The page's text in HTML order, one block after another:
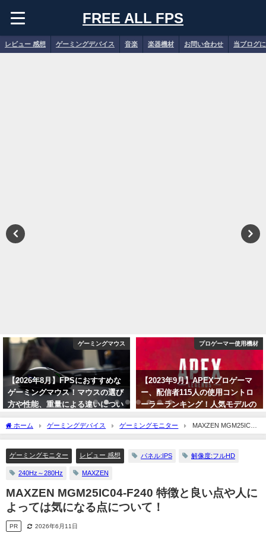
FREE ALL FPS
レビュー 感想 ゲーミングデバイス 音楽 楽器機材 お問い合わせ 当ブログ
ゲーミングマウス
【2026年8月】FPSにおすすめな
ゲーミングマウス！マウスの選び
方や性能、重量による違いについ
て ！
プロゲーマー使用機材
【2023年9月】APEXプロゲーマ
ー、配信者115人の使用コントロ
ーラーランキング！人気モデルの
解説！【PAD】
ホーム ゲーミングデバイス ゲーミングモニター
MAXZEN MGM25IC04-
F240 特徴と良い点や人によっては気になる点について！
ゲーミングモニター レビュー 感想 パネル:IPS 解像度:フルHD
240Hz～280Hz MAXZEN
MAXZEN MGM25IC04-F240 特徴と良い点や人に
よっては気になる点について！
PR 2026年6月11日